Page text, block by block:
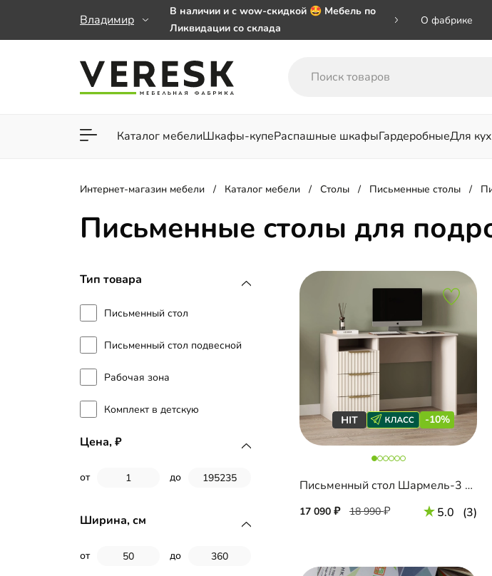
Владимир
В наличии и с wow-скидкой 🤩 Мебель по
Ликвидации со склада
заказе от 50 000 ₽
Важно! Наш Whatsapp переехал на номер
О фабрике
Каталог мебелиШкафы-купеРаспашные шкафыГардеробныеДля
Для гостиной Для спальни
Интернет-магазин мебели Каталог мебели Столы Письменные столы
Письменные столы для
Тип товара
Письменный стол
Письменный стол подвесной
Рабочая зона
Комплект в детскую
Цена,
от до
Ширина, см
от до
-10%
Письменный стол Шармель-3 Лайф
17 090 18 990 5.0 (3)